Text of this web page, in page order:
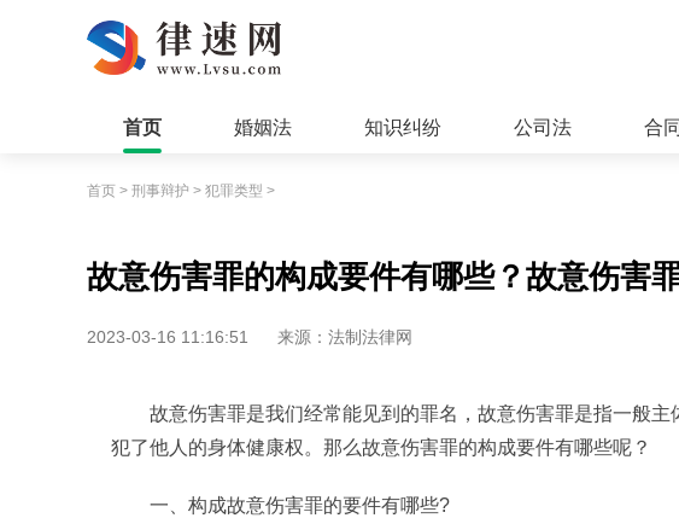
首页 婚姻法 知识纠纷 公司法 合
首页 > 刑事辩护 > 犯罪类型 >
故意伤害罪的构成要件有哪些？故意伤害
2023-03-16 11:16:51 来源：法制法律网
故意伤害罪是我们经常能见到的罪名，故意伤害罪是指一般
犯了他人的身体健康权。那么故意伤害罪的构成要件有哪些呢？
一、构成故意伤害罪的要件有哪些?